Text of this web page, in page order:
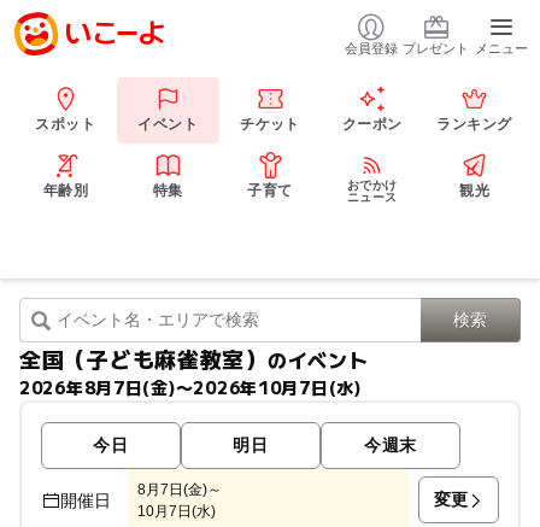
会員登録 プレゼント メニュー
スポット イベント チケット クーポン ランキング
年齢別 特集 子育て
おでかけ
ニュース
観光
全国（子ども麻雀教室） のイベント
2026年8月7日(金)〜2026年10月7日(水)
今日 明日 今週末
開催日
8月7日(金)～
10月7日(水)
変更